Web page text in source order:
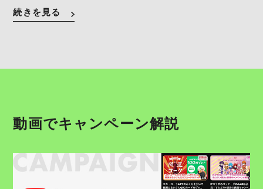
続きを見る
動画でキャンペーン解説